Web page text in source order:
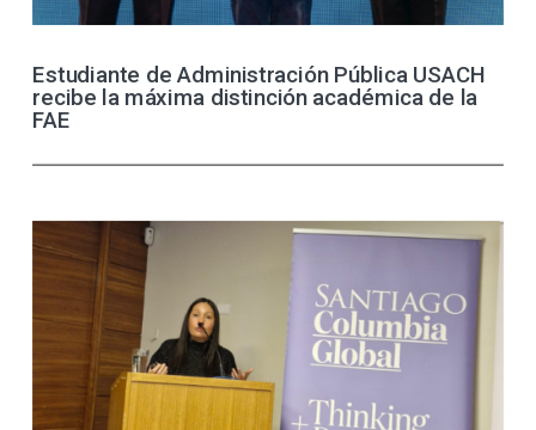
Estudiante de Administración Pública USACH
recibe la máxima distinción académica de la
FAE